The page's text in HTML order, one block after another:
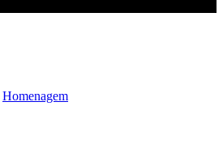
Homenagem